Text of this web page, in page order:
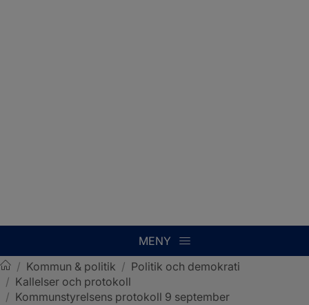
MENY
Sotenäs kommun
/ Kommun & politik / Politik och demokrati
/ Kallelser och protokoll
/ Kommunstyrelsens protokoll 9 september